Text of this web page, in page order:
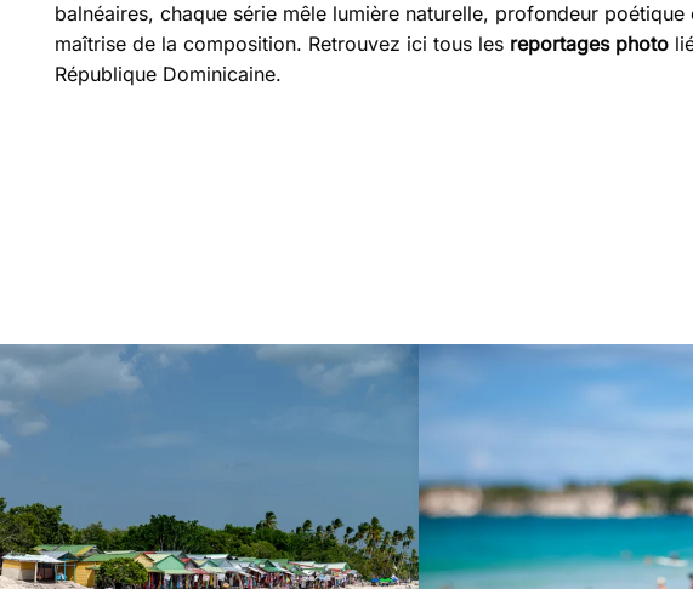
balnéaires, chaque série mêle lumière naturelle, profondeur poétique
maîtrise de la composition. Retrouvez ici tous les reportages photo
République Dominicaine.